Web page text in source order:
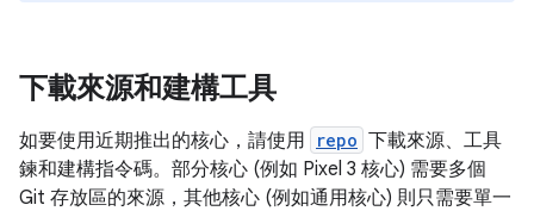
下載來源和建構工具
如要使用近期推出的核心，請使用 repo 下載來源、工具
鍊和建構指令碼。部分核心 (例如 Pixel 3 核心) 需要多個
Git 存放區的來源，其他核心 (例如通用核心) 則只需要單一